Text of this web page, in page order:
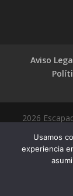
Aviso
2026
Usamos
experiencia